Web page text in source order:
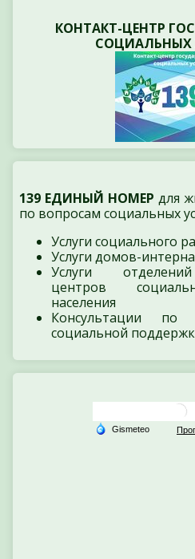
КОНТАКТ-ЦЕНТР
СОЦИАЛЬНЫХ
139 ЕДИНЫЙ НОМЕР для
по вопросам социальных
Услуги социального
Услуги домов-
Услуги
центров
населения
Консультации
социальной